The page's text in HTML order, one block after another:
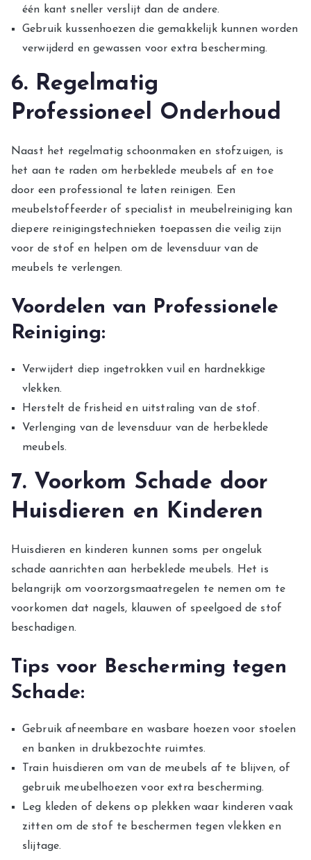
één kant sneller verslijt dan de andere.
Gebruik kussenhoezen die gemakkelijk kunnen worden
verwijderd en gewassen voor extra bescherming.
6. Regelmatig
Professioneel Onderhoud
Naast het regelmatig schoonmaken en stofzuigen, is
het aan te raden om herbeklede meubels af en toe
door een professional te laten reinigen. Een
meubelstoffeerder of specialist in meubelreiniging kan
diepere reinigingstechnieken toepassen die veilig zijn
voor de stof en helpen om de levensduur van de
meubels te verlengen.
Voordelen van Professionele
Reiniging:
Verwijdert diep ingetrokken vuil en hardnekkige
vlekken.
Herstelt de frisheid en uitstraling van de stof.
Verlenging van de levensduur van de herbeklede
meubels.
7. Voorkom Schade door
Huisdieren en Kinderen
Huisdieren en kinderen kunnen soms per ongeluk
schade aanrichten aan herbeklede meubels. Het is
belangrijk om voorzorgsmaatregelen te nemen om te
voorkomen dat nagels, klauwen of speelgoed de stof
beschadigen.
Tips voor Bescherming tegen
Schade:
Gebruik afneembare en wasbare hoezen voor stoelen
en banken in drukbezochte ruimtes.
Train huisdieren om van de meubels af te blijven, of
gebruik meubelhoezen voor extra bescherming.
Leg kleden of dekens op plekken waar kinderen vaak
zitten om de stof te beschermen tegen vlekken en
slijtage.